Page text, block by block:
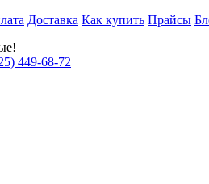
Доставка Как купить Прайсы
449-68-72